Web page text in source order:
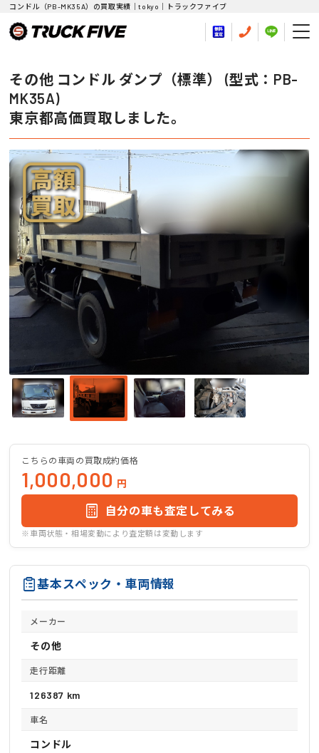
コンドル（PB-MK35A）の買取実績｜tokyo｜トラックファイブ
その他 コンドル ダンプ（標準） (型式：PB-
MK35A)
東京都高価買取しました。
こちらの車両の買取成約価格
1,000,000 円
自分の車も査定してみる
※車両状態・相場変動により査定額は変動します
基本スペック・車両情報
メーカー
その他
走行距離
126387 km
車名
コンドル